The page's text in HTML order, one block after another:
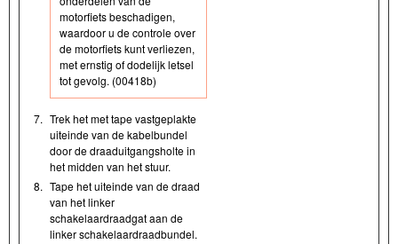
motorfiets beschadigen,
waardoor u de controle over
de motorfiets kunt verliezen,
met ernstig of dodelijk letsel
tot gevolg. (00418b)
7. Trek het met tape vastgeplakte
uiteinde van de kabelbundel
door de draaduitgangsholte in
het midden van het stuur.
8. Tape het uiteinde van de draad
van het linker
schakelaardraadgat aan de
linker schakelaardraadbundel.